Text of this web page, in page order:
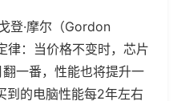
登·摩尔（Gordon
律：当价格不变时，芯片
一番，性能也将提升一
到的电脑性能每2年左右